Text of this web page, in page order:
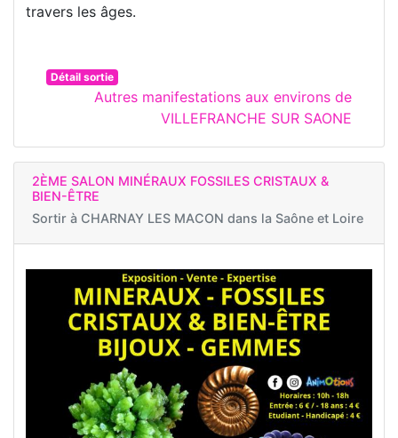
travers les âges.
Détail sortie
Autres manifestations aux environs de
VILLEFRANCHE SUR SAONE
2ÈME SALON MINÉRAUX FOSSILES CRISTAUX &
BIEN-ÊTRE
Sortir à CHARNAY LES MACON dans la Saône et Loire